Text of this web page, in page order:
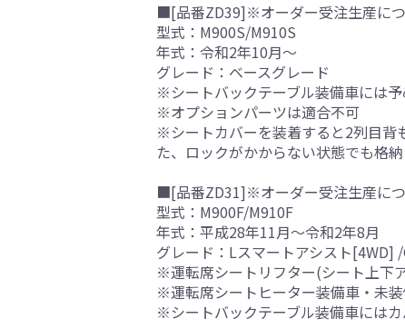
■[品番ZD39]※オーダー受注生産に
型式：M900S/M910S
年式：令和2年10月～
グレード：ベースグレード
※シートバックテーブル装備車には予
※オプションパーツは適合不可
※シートカバーを装着すると2列目背
た、ロックがかからない状態でも格納
■[品番ZD31]※オーダー受注生産に
型式：M900F/M910F
年式：平成28年11月～令和2年8月
グレード：Lスマートアシスト[4WD]
※運転席シートリフター(シート上下
※運転席シートヒーター装備車・未
※シートバックテーブル装備車にはカ